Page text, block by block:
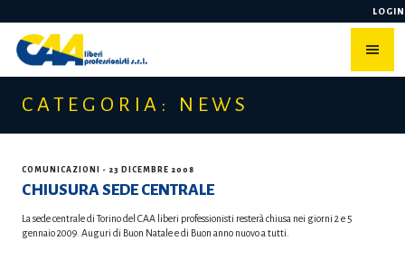
to
content
LOGIN
CATEGORIA: NEWS
COMUNICAZIONI - 23 DICEMBRE 2008
CHIUSURA SEDE CENTRALE
La sede centrale di Torino del CAA liberi professionisti resterà chiusa nei giorni 2 e 5
gennaio 2009. Auguri di Buon Natale e di Buon anno nuovo a tutti.